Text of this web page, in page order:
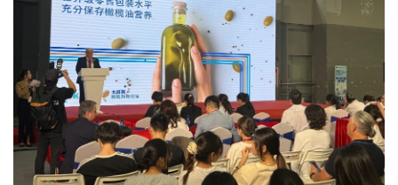
Reklam ve İşbirliği
Bodrum Trafik Yoğunluk Haritası
Turizm
Siyaset